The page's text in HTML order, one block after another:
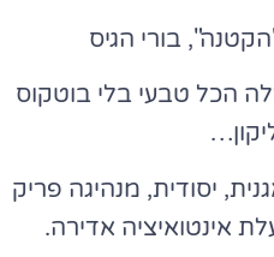
בורי הגיס
הכל טבעי בלי בוטקוס
יסודית, מנהיגה פריק
אינטואיציה אדירה.